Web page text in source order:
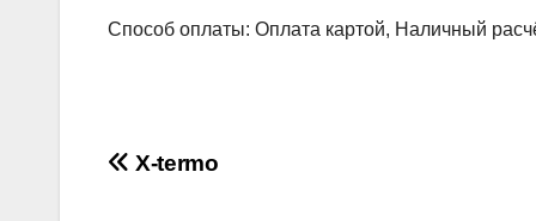
Способ оплаты: Оплата картой, Наличный
Навигация
X-termo